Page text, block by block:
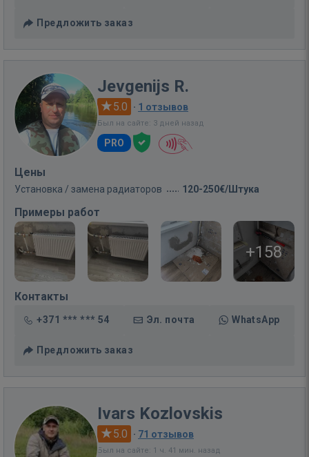
Предложить заказ
Jevgenijs R.
5.0 · 1 отзывов
Был на сайте: 3 дней назад
PRO
Цены
Установка / замена радиаторов 120-250€/Штука
Примеры работ
+158
Контакты
+371 *** *** 54 Эл. почта WhatsApp
Предложить заказ
Ivars Kozlovskis
5.0 · 71 отзывов
Был на сайте: 1 ч. 41 мин. назад